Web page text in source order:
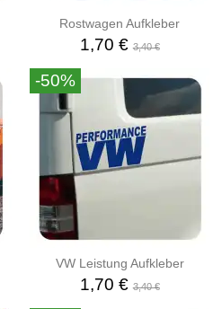
Rostwagen Aufkleber
1,70 €3,40 €
-50%
VW Leistung Aufkleber
1,70 €3,40 €